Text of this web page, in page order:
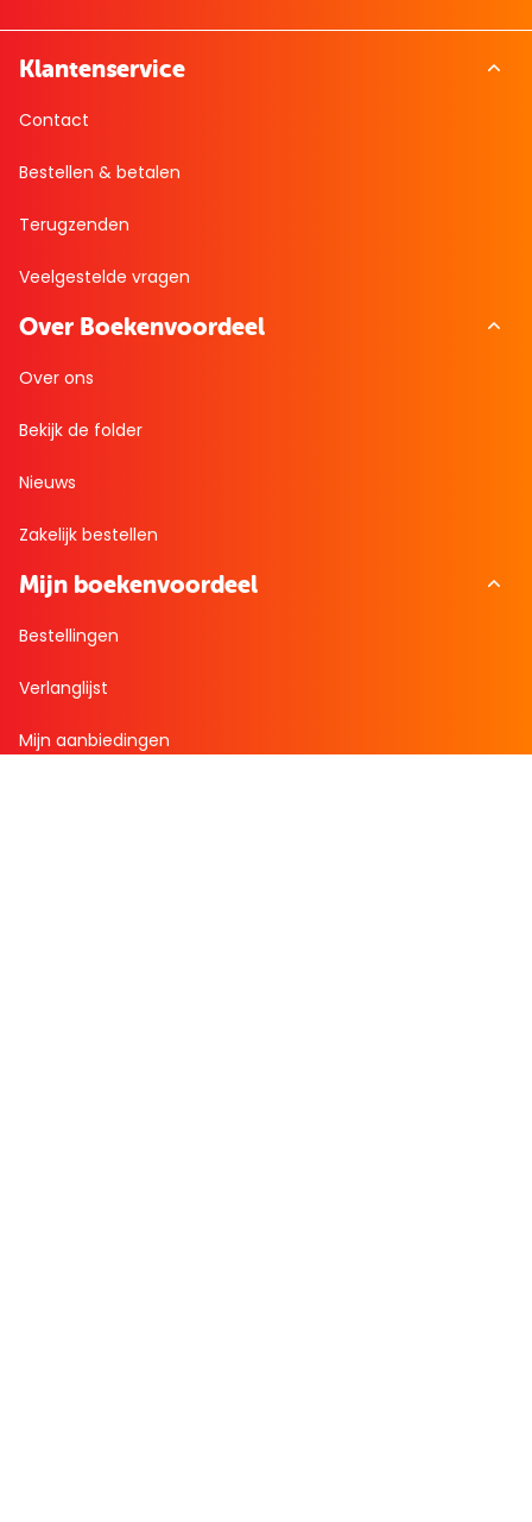
Klantenservice
Contact
Bestellen & betalen
Terugzenden
Veelgestelde vragen
Over Boekenvoordeel
Over ons
Bekijk de folder
Nieuws
Zakelijk bestellen
Mijn boekenvoordeel
Bestellingen
Verlanglijst
Mijn aanbiedingen